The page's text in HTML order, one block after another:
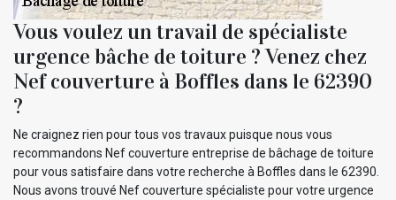
Vous voulez un travail de spécialiste
urgence bâche de toiture ? Venez chez
Nef couverture à Boffles dans le 62390
?
Ne craignez rien pour tous vos travaux puisque nous vous
recommandons Nef couverture entreprise de bâchage de toiture
pour vous satisfaire dans votre recherche à Boffles dans le 62390.
Nous avons trouvé Nef couverture spécialiste pour votre urgence